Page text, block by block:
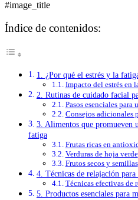
#image_title
Índice de contenidos:
1. ¿Por qué el estrés y la
Impacto del estrés en
2. Rutinas de cuidado facial
Pasos esenciales
Consejos adicionales
3. Alimentos que promueven
fatiga
Frutas ricas en
Verduras de hoja verde
Frutos secos y semillas
4. Técnicas de relajación
Técnicas efectivas de
5. Productos esenciales para